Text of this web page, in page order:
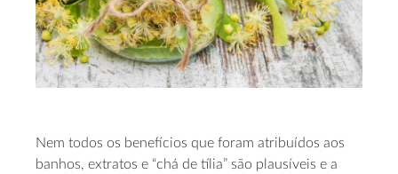
Nem todos os benefícios que foram atribuídos aos
banhos, extratos e “chá de tília” são plausíveis e a